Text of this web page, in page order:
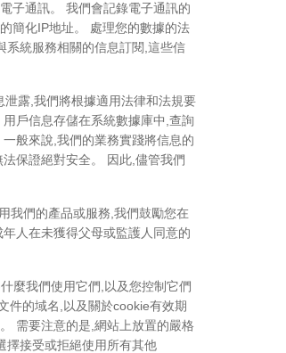
子通訊。 我們會記錄電子通訊的
簡化IP地址。 處理您的數據的法
系統服務相關的信息訂閱,這些信
露,我們將根據適用法律和法規要
戶信息存儲在系統數據庫中,查詢
般來說,我們的業務實踐將信息的
保證絕對安全。 因此,儘管我們
我們的產品或服務,我們鼓勵您在
人在未獲得父母或監護人同意的
麼我們使用它們,以及您控制它們
件的域名,以及關於cookie有效期
需要注意的是,網站上放置的嚴格
擇接受或拒絕使用所有其他